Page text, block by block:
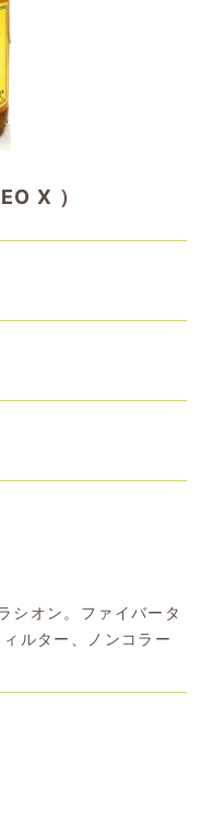
X ）
シオン。ファイバータ
ルター、ノンコラー